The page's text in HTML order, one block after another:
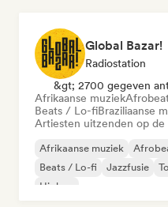
Global Bazar!
Radiostation
&gt; 2700 gegeven
Afrikaanse muziek
Beats / Lo-fiBraziliaanse
Artiesten uitzenden op de
Afrikaanse muziek
Beats / Lo-fi
Jazzfusie
Hiphop